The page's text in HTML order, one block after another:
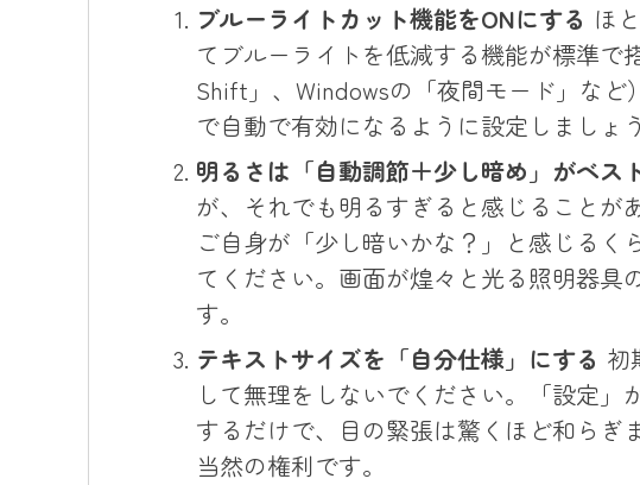
ブルーライトカット機能をONにする ほ
てブルーライトを低減する機能が標準で
Shift」、Windowsの「夜間モード」など
で自動で有効になるように設定しましょう
明るさは「自動調節＋少し暗め」がベス
が、それでも明るすぎると感じることが
ご自身が「少し暗いかな？」と感じる
てください。画面が煌々と光る照明器
す。
テキストサイズを「自分仕様」にする 初
して無理をしないでください。「設定」
するだけで、目の緊張は驚くほど和らぎ
当然の権利です。